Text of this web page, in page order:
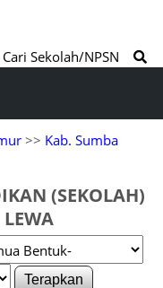
Cari Sekolah/NPSN
>> Kab. Sumba
(SEKOLAH)
LEWA
Terapkan